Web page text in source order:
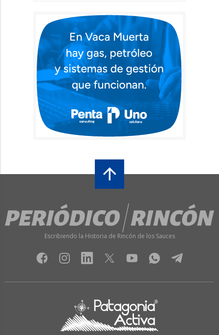
Escribiendo la Historia de Rincón de los Sauces